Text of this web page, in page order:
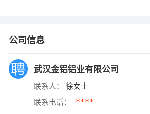
公司信息
武汉金铝铝业有限公司
联系人： 徐女士
联系电话： ****